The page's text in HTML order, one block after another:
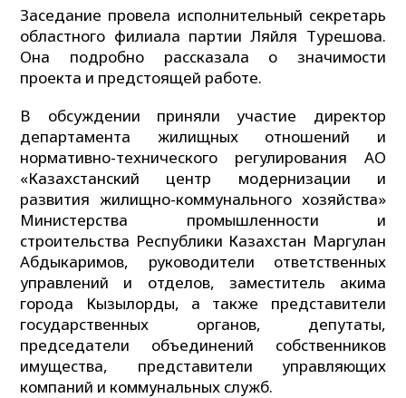
Заседание провела исполнительный секретарь
областного филиала партии Ляйля Турешова.
Она подробно рассказала о значимости
проекта и предстоящей работе.
В обсуждении приняли участие директор
департамента жилищных отношений и
нормативно-технического регулирования АО
«Казахстанский центр модернизации и
развития жилищно-коммунального хозяйства»
Министерства промышленности и
строительства Республики Казахстан Маргулан
Абдыкаримов, руководители ответственных
управлений и отделов, заместитель акима
города Кызылорды, а также представители
государственных органов, депутаты,
председатели объединений собственников
имущества, представители управляющих
компаний и коммунальных служб.